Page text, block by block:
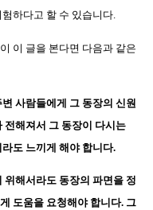
하다고 할 수 있습니다.
이 글을 본다면 다음과 같은
변 사람들에게 그 동장의 신원
전해져서 그 동장이 다시는
도 느끼게 해야 합니다.
위해서라도 동장의 파면을 정
도움을 요청해야 합니다. 그